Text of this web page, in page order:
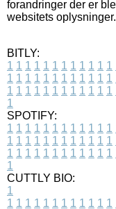
forandringer der er
websitets oplysninger.
BITLY:
1 1 1 1 1 1 1 1 1 1 1 1
1 1 1 1 1 1 1 1 1 1 1 1
1 1 1 1 1 1 1 1 1 1 1 1
1
SPOTIFY:
1 1 1 1 1 1 1 1 1 1 1 1
1 1 1 1 1 1 1 1 1 1 1 1
1 1 1 1 1 1 1 1 1 1 1 1
1
CUTTLY BIO:
1
1 1 1 1 1 1 1 1 1 1 1 1